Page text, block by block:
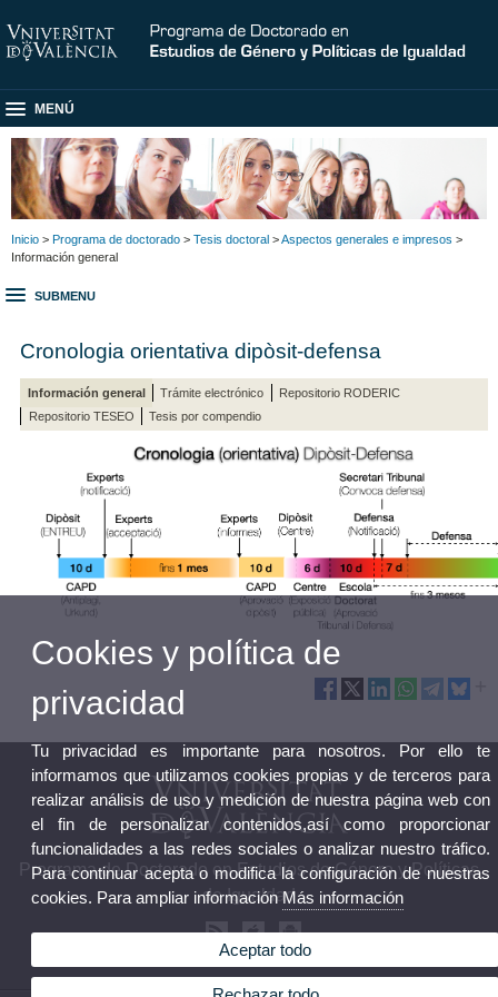
MENÚ
Inicio > Programa de doctorado > Tesis doctoral >Aspectos generales e impresos >
Información general
SUBMENU
Cronologia orientativa dipòsit-defensa
Información general Trámite electrónico
Repositorio RODERIC
Repositorio TESEO
Tesis por compendio
Programa de Doctorado en Estudios de Género y Políticas
de Igualdad
Cookies y política de
privacidad
Tu privacidad es importante para nosotros. Por ello te
informamos que utilizamos cookies propias y de terceros para
realizar análisis de uso y medición de nuestra página web con
el fin de personalizar contenidos,así como proporcionar
funcionalidades a las redes sociales o analizar nuestro tráfico.
Para continuar acepta o modifica la configuración de nuestras
cookies. Para ampliar informaciónMás información
Aceptar todo